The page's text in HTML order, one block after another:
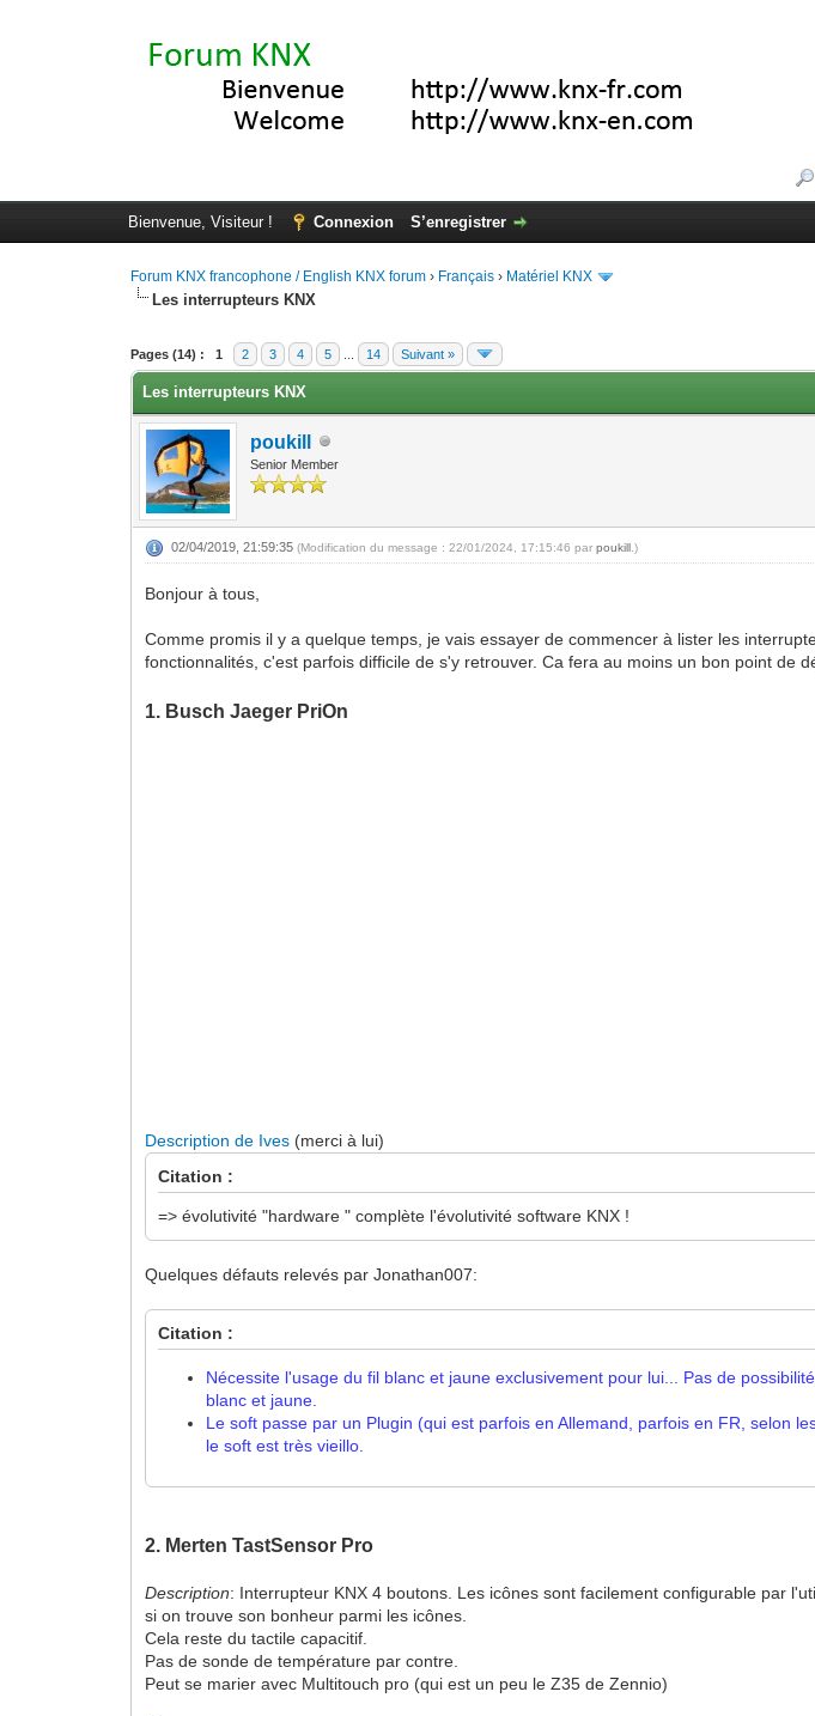
Bienvenue, Visiteur ! Connexion S’enregistrer
Forum KNX francophone / English KNX forum › Français › Matériel KNX
Les interrupteurs KNX
Pages (14) : 1 2 3 4 5 14 Suivant »
Moyenne : 4.2 (5 vote(s))
1
2
3
4
5
Les interrupteurs KNX
poukill
Senior Member
02/04/2019, 21:59:35(Modification du message : 22/01/2024, 17:15:46 parpoukill .)
Bonjour à tous,
Comme promis il y a quelque temps, je vais essayer de commencer à lister les
fonctionnalités, c'est parfois difficile de s'y retrouver. Ca fera au moins un bon point de
1. Busch Jaeger PriOn
Description de Ives (merci à lui)
Citation :
=> évolutivité "hardware " complète l'évolutivité software KNX !
Quelques défauts relevés par Jonathan007:
Citation :
Nécessite l'usage du fil blanc et jaune exclusivement pour lui... Pas de
blanc et jaune.
Le soft passe par un Plugin (qui est parfois en Allemand, parfois en FR, selon
le soft est très vieillo.
2. Merten TastSensor Pro
Description: Interrupteur KNX 4 boutons. Les icônes sont facilement configurable par
si on trouve son bonheur parmi les icônes.
Cela reste du tactile capacitif.
Pas de sonde de température par contre.
Peut se marier avec Multitouch pro (qui est un peu le Z35 de Zennio)